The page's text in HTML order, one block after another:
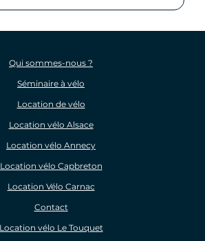
Qui sommes-nous ?
Séminaire à vélo
Location de vélo
Location vélo Alsace
Location vélo Annecy
Location vélo Capbreton
Location Vélo Carnac
Contact
Location vélo Le Touquet